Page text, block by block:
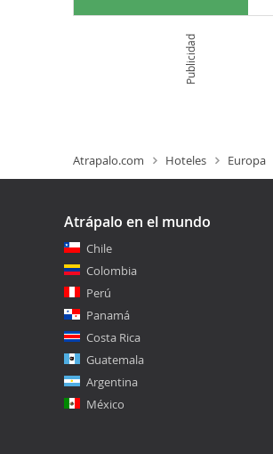
Publicidad
Atrapalo.com Hoteles Europa
Atrápalo en el mundo
Chile
Colombia
Perú
Panamá
Costa Rica
Guatemala
Argentina
México